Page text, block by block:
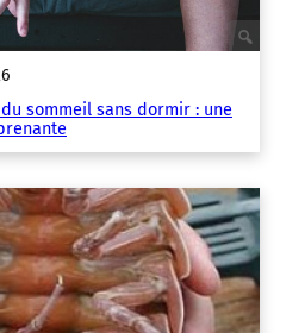
sommeil sans dormir : une